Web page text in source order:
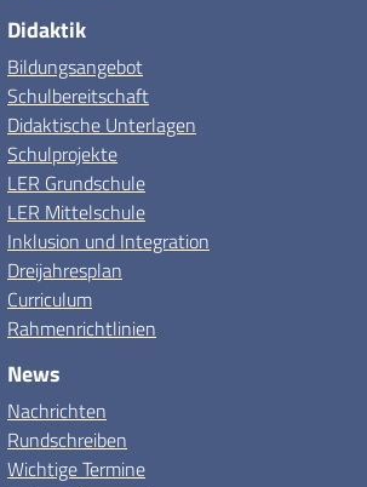
Didaktik
Bildungsangebot
Schulbereitschaft
Didaktische Unterlagen
Schulprojekte
LER Grundschule
LER Mittelschule
Inklusion und Integration
Dreijahresplan
Curriculum
Rahmenrichtlinien
News
Nachrichten
Rundschreiben
Wichtige Termine